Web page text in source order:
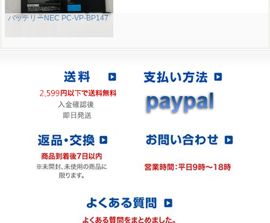
バッテリーNEC PC-VP-BP147